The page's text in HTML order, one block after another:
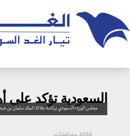
السعودية تؤكد على
مجلس الوزراء السعودي برئاسة جلالة الملك سلمان بن